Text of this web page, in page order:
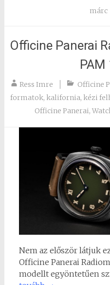
márc
Officine Panerai
PAM
Ress Imre Officine
formatok, kalifornia, kézi
Officine Panerai,
Nem az először látjuk
Officine Panerai
modellt egyöntetűen